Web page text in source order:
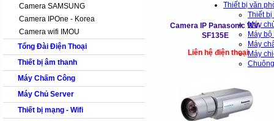
Thiết bị văn
Thiết bị
Máy
Máy
Máy
Máy
Camera SAMSUNG
Camera IPOne - Korea
Camera wifi IMOU
Tổng Đài Điện Thoại
Thiết bị âm thanh
Máy Chấm Công
Máy Chủ Server
Thiết bị mạng - Wifi
Camera IP Panasonic WV-
SF135E
Liên hệ điện thoại